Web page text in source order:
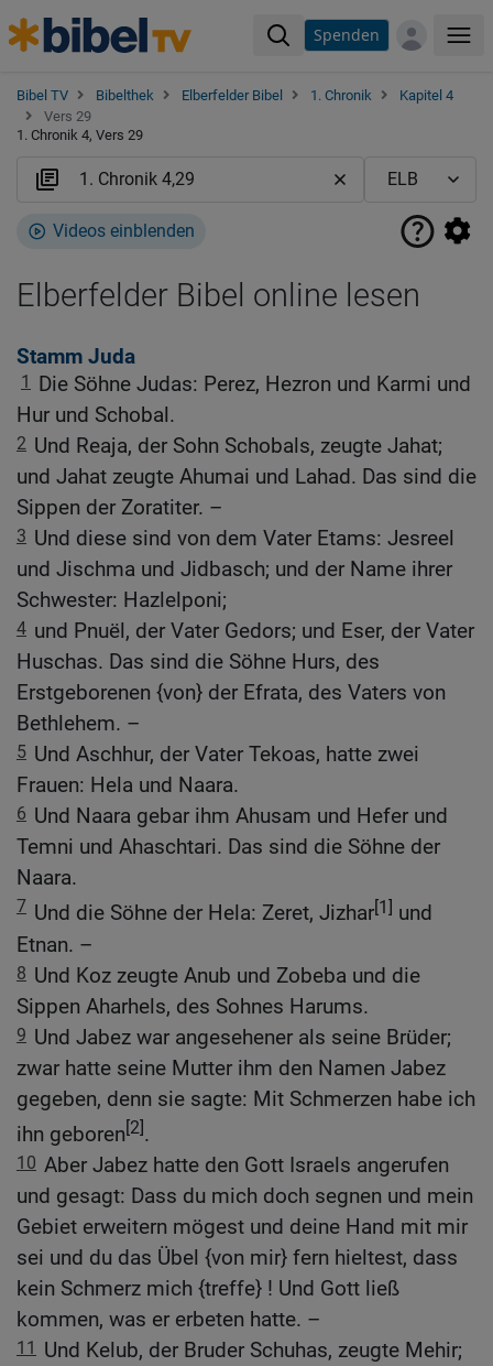
Spenden
Bibel TV Bibelthek Elberfelder Bibel 1. Chronik
Kapitel 4
Vers 29
1. Chronik 4, Vers 29
Videos einblenden
Elberfelder Bibel online lesen
Stamm Juda
1
Die Söhne Judas: Perez, Hezron und Karmi und
Hur und Schobal.
2 Und Reaja, der Sohn Schobals, zeugte Jahat;
und Jahat zeugte Ahumai und Lahad. Das sind die
Sippen der Zoratiter. –
3 Und diese sind von dem Vater Etams: Jesreel
und Jischma und Jidbasch; und der Name ihrer
Schwester: Hazlelponi;
4 und Pnuël, der Vater Gedors; und Eser, der Vater
Huschas. Das sind die Söhne Hurs, des
Erstgeborenen {von} der Efrata, des Vaters von
Bethlehem. –
5 Und Aschhur, der Vater Tekoas, hatte zwei
Frauen: Hela und Naara.
6 Und Naara gebar ihm Ahusam und Hefer und
Temni und Ahaschtari. Das sind die Söhne der
Naara.
7 Und die Söhne der Hela: Zeret, Jizhar[1] und
Etnan. –
8 Und Koz zeugte Anub und Zobeba und die
Sippen Aharhels, des Sohnes Harums.
9 Und Jabez war angesehener als seine Brüder;
zwar hatte seine Mutter ihm den Namen Jabez
gegeben, denn sie sagte: Mit Schmerzen habe ich
ihn geboren[2].
10 Aber Jabez hatte den Gott Israels angerufen
und gesagt: Dass du mich doch segnen und mein
Gebiet erweitern mögest und deine Hand mit mir
sei und du das Übel {von mir} fern hieltest, dass
kein Schmerz mich {treffe} ! Und Gott ließ
kommen, was er erbeten hatte. –
11 Und Kelub, der Bruder Schuhas, zeugte Mehir;